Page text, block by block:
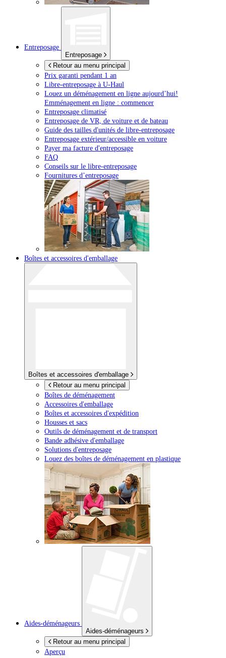
Entreposage
Entreposage
Retour au menu principal
Prix garanti pendant 1 an
Libre-entreposage à U-Haul
Louez un déménagement en ligne aujourd’hui!
Emménagement en ligne : commencer
Entreposage climatisé
Entreposage de VR, de voiture et de bateau
Guide des tailles d'unités de libre-entreposage
Entreposage extérieur/accessible en voiture
Payer ma facture d'entreposage
FAQ
Conseils sur le libre-entreposage
Fournitures d’entreposage
Boîtes et accessoires d'emballage
Boîtes et accessoires d'emballage
Retour au menu principal
Boîtes de déménagement
Accessoires d'emballage
Boîtes et accessoires d'expédition
Housses et sacs
Outils de déménagement et de transport
Bande adhésive d'emballage
Solutions d'entreposage
Louez des boîtes de déménagement en plastique
Aides-déménageurs
Aides-déménageurs
Retour au menu principal
Aperçu